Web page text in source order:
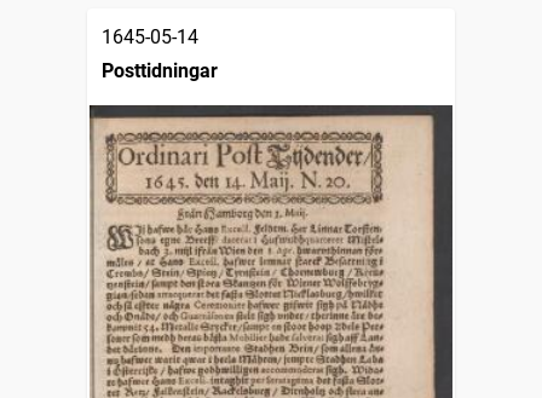
1645-05-14
Posttidningar